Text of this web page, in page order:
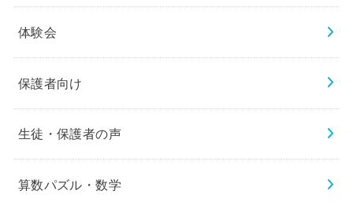
体験会
保護者向け
生徒・保護者の声
算数パズル・数学